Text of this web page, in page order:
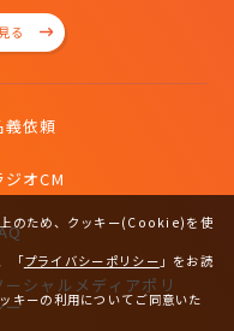
る
義依頼
ジオCM
ーシャルメディアポリ
ー
のため、クッキー(Cookie)を使
「プライバシーポリシー 」をお読
キーの利用についてご同意いた